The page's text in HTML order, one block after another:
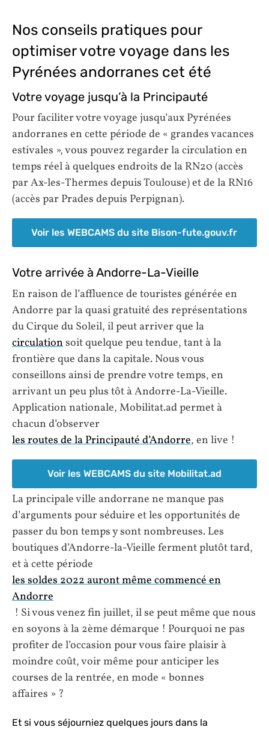
Nos conseils pratiques pour
optimiser votre voyage dans les
Pyrénées andorranes cet été
Votre voyage jusqu’à la Principauté
Pour faciliter votre voyage jusqu’aux Pyrénées
andorranes en cette période de « grandes vacances
estivales », vous pouvez regarder la circulation en
temps réel à quelques endroits de la RN20 (accès
par Ax-les-Thermes depuis Toulouse) et de la RN16
(accès par Prades depuis Perpignan).
Voir les WEBCAMS du site Bison-fute.gouv.fr
Votre arrivée à Andorre-La-Vieille
En raison de l’affluence de touristes générée en
Andorre par la quasi gratuité des représentations
du Cirque du Soleil, il peut arriver que la
circulationsoit quelque peu tendue, tant à la
frontière que dans la capitale. Nous vous
conseillons ainsi de prendre votre temps, en
arrivant un peu plus tôt à Andorre-La-Vieille.
Application nationale, Mobilitat.ad permet à
chacun d’observer
les routes de la Principauté d’Andorre, en live !
Voir les WEBCAMS du site Mobilitat.ad
La principale ville andorrane ne manque pas
d’arguments pour séduire et les opportunités de
passer du bon temps y sont nombreuses. Les
boutiques d’Andorre-la-Vieille ferment plutôt tard,
et à cette période
les soldes 2022 auront même commencé en
Andorre
! Si vous venez fin juillet, il se peut même que nous
en soyons à la 2ème démarque ! Pourquoi ne pas
profiter de l’occasion pour vous faire plaisir à
moindre coût, voir même pour anticiper les
courses de la rentrée, en mode « bonnes
affaires » ?
Et si vous séjourniez quelques jours dans la